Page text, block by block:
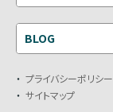
BLOG
プライバシーポリシー
サイトマップ